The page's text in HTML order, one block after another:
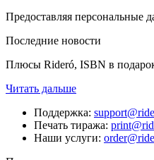
Предоставляя персональные
Последние новости
Плюсы Rideró, ISBN в
Читать дальше
Поддержка:
Печать тиража:
Наши услуги: